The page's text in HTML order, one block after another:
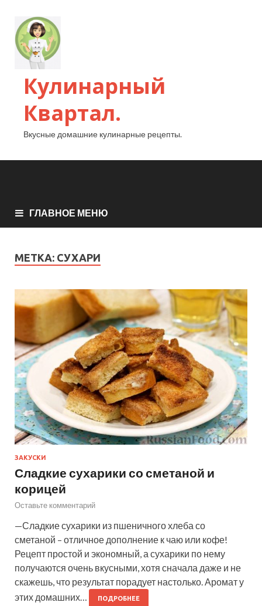
Кулинарный
Квартал.
Вкусные домашние кулинарные рецепты.
ГЛАВНОЕ МЕНЮ
МЕТКА: СУХАРИ
ЗАКУСКИ
Сладкие сухарики со сметаной и
корицей
Оставьте комментарий
—Сладкие сухарики из пшеничного хлеба со
сметаной – отличное дополнение к чаю или кофе!
Рецепт простой и экономный, а сухарики по нему
получаются очень вкусными, хотя сначала даже и не
скажешь, что результат порадует настолько. Аромат у
этих домашних…
ПОДРОБНЕЕ